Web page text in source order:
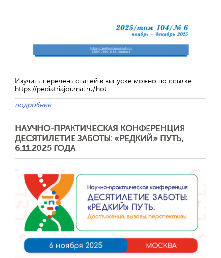
Изучить перечень статей в выпуске можно по ссылке -
https://pediatriajournal.ru/hot
подробнее
НАУЧНО-ПРАКТИЧЕСКАЯ КОНФЕРЕНЦИЯ
ДЕСЯТИЛЕТИЕ ЗАБОТЫ: «РЕДКИЙ» ПУТЬ,
6.11.2025 ГОДА
Обратная
Отправить